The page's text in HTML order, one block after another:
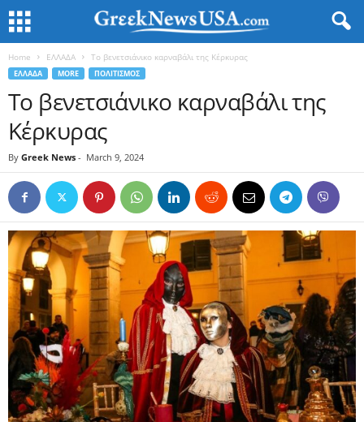
Home ΕΛΛΑΔΑ Το βενετσιάνικο καρναβάλι της Κέρκυρας
ΕΛΛΑΔΑ MORE ΠΟΛΙΤΙΣΜΟΣ
Το βενετσιάνικο καρναβάλι της
Κέρκυρας
By Greek News - March 9, 2024